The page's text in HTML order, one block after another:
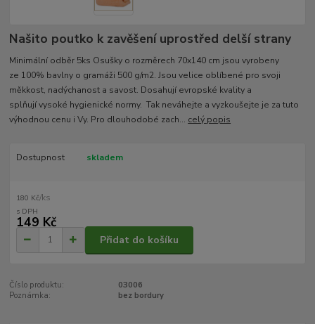
Našito poutko k zavěšení uprostřed delší strany
Minimální odběr 5ks Osušky o rozměrech 70x140 cm jsou vyrobeny
ze 100% bavlny o gramáži 500 g/m2. Jsou velice oblíbené pro svoji
měkkost, nadýchanost a savost. Dosahují evropské kvality a
splňují vysoké hygienické normy. Tak neváhejte a vyzkoušejte je za tuto
výhodnou cenu i Vy. Pro dlouhodobé zach... celý popis
Dostupnost skladem
180 Kč/ks
149 Kč
Přidat do košíku
Číslo produktu:
03006
Poznámka:
bez bordury